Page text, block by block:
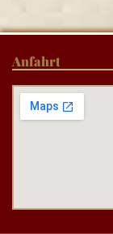
Anfahrt